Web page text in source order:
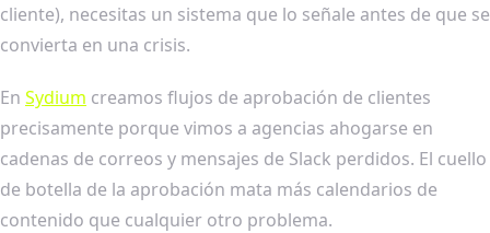
cliente), necesitas un sistema que lo señale antes de que se
convierta en una crisis.
En Sydium creamos flujos de aprobación de clientes
precisamente porque vimos a agencias ahogarse en
cadenas de correos y mensajes de Slack perdidos. El cuello
de botella de la aprobación mata más calendarios de
contenido que cualquier otro problema.